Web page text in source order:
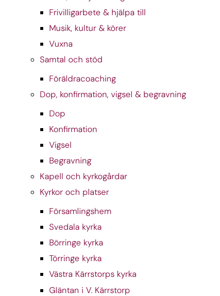
Frivilligarbete & hjälpa till
Musik, kultur & körer
Vuxna
Samtal och stöd
Föräldracoaching
Dop, konfirmation, vigsel & begravning
Dop
Konfirmation
Vigsel
Begravning
Kapell och kyrkogårdar
Kyrkor och platser
Församlingshem
Svedala kyrka
Börringe kyrka
Törringe kyrka
Västra Kärrstorps kyrka
Gläntan i V. Kärrstorp